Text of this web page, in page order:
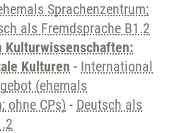
Sprachenzentrum;
als Fremdsprache B1.2
Kulturwissenschaften:
Kulturen - International
(ehemals
ohne CPs) - Deutsch als